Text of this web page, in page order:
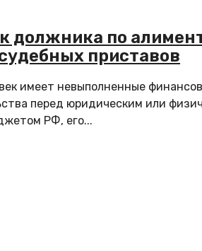
должника по
приставов
имеет невыполненные
перед юридическим или
РФ, его...